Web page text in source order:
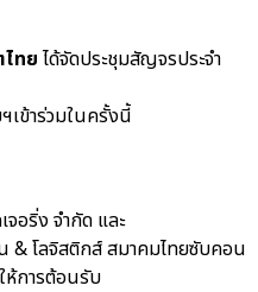
ทย ได้จัดประชุมสัญจรประจำ
เข้าร่วมในครั้งนี้
อริ่ง จํากัด และ
& โลจิสติกส์ สมาคมไทยซับคอน
ห้การต้อนรับ